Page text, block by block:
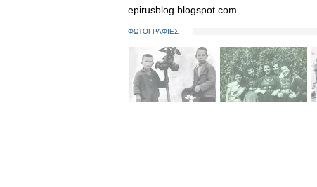
epirusblog.blogspot.com
ΦΩΤΟΓΡΑΦΙΕΣ